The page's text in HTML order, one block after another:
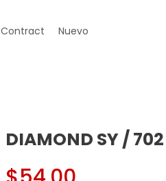
Contract Nuevo
DIAMOND SY / 702